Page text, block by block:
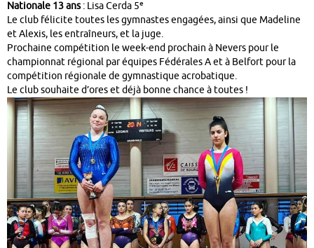
Nationale 13 ans: Lisa Cerda 5e
Le club félicite toutes les gymnastes engagées, ainsi que Madeline
et Alexis, les entraîneurs, et la juge.
Prochaine compétition le week-end prochain à Nevers pour le
championnat régional par équipes Fédérales A et à Belfort pour la
compétition régionale de gymnastique acrobatique.
Le club souhaite d’ores et déjà bonne chance à toutes !